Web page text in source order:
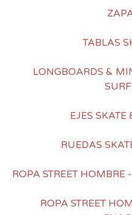
TABLAS
LONGBOARDS &
EJES
RUEDAS
ROPA STREET HOMBRE
ROPA STREET